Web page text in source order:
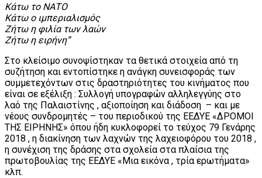
Κάτω το ΝΑΤΟ
Κάτω ο ιμπεριαλισμός
Ζήτω η φιλία των λαών
Ζήτω η ειρήνη”
Στο κλείσιμο συνοψίστηκαν τα θετικά στοιχεία από τη
συζήτηση και εντοπίστηκε η ανάγκη συνεισφοράς των
συμμετεχόντων στις δραστηριότητες του κινήματος που
είναι σε εξέλιξη : Συλλογή υπογραφών αλληλεγγύης στο
λαό της Παλαιστίνης , αξιοποίηση και διάδοση – και με
νέους συνδρομητές – του περιοδικού της ΕΕΔΥΕ «ΔΡΟΜΟΙ
ΤΗΣ ΕΙΡΗΝΗΣ» όπου ήδη κυκλοφορεί το τεύχος 79 Γενάρης
2018 , η διακίνηση των λαχνών της λαχειοφόρου του 2018 ,
η συνέχιση της δράσης στα σχολεία στα πλαίσια της
πρωτοβουλίας της ΕΕΔΥΕ «Μια εικόνα , τρία ερωτήματα»
κλπ.